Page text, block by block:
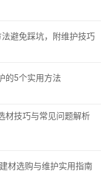
避免踩坑，附维护技巧
的5个实用方法
材技巧与常见问题解析
材选购与维护实用指南